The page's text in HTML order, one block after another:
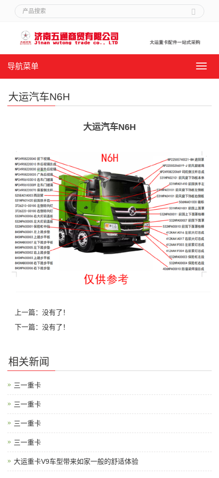
导
导航菜单
大运汽车N6H
大运汽车N6H
上一篇：没有了！
下一篇：没有了！
相关新闻
三一重卡
三一重卡
三一重卡
三一重卡
大运重卡V9车型带来如家一般的舒适体验